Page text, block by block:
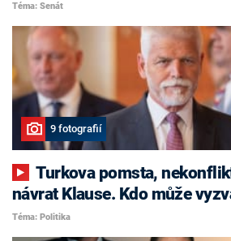
Téma: Senát
9 fotografií
Turkova pomsta, nekonfliktní Havlíček i
návrat Klause. Kdo může
Téma: Politika